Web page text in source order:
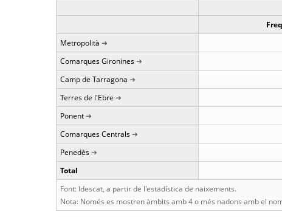
Metropolità
Comarques Gironines
Camp de Tarragona
Terres de l'Ebre
Ponent
Comarques Centrals
Penedès
Total
Font: Idescat, a partir de l'estadística de naixements.
Nota: Només es mostren àmbits amb 4 o més nadons amb el